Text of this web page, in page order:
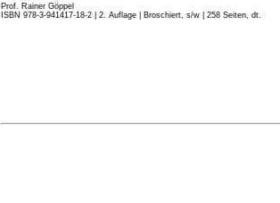
Prof. Rainer Göppel
ISBN 978-3-941417-18-2 | 2. Auflage Broschiert, s/w | 258 Seiten, dt.